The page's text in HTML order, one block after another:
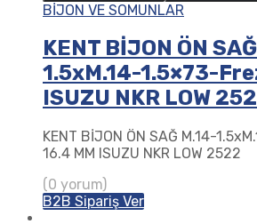
BİJON VE SOMUNLAR
KENT BİJON ÖN
1.5xM.14-1.5×73-
ISUZU NKR LOW
KENT BİJON ÖN SAĞ M.14-
16.4 MM ISUZU NKR LOW 2522
(0 yorum)
B2B Sipariş Ver